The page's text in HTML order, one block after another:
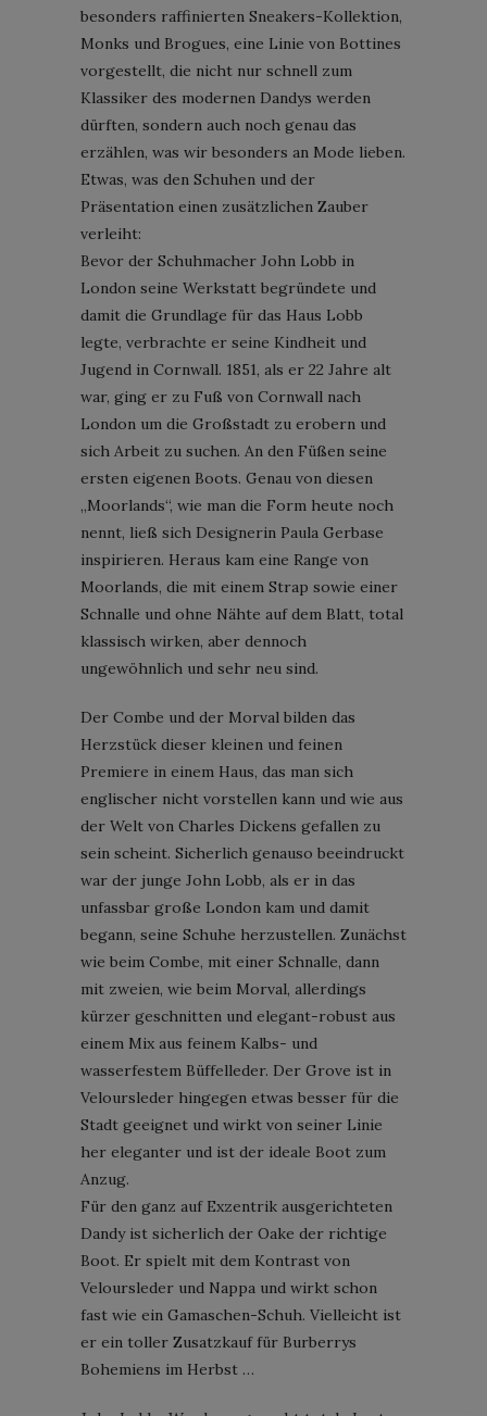
besonders raffinierten Sneakers-Kollektion,
Monks und Brogues, eine Linie von Bottines
vorgestellt, die nicht nur schnell zum
Klassiker des modernen Dandys werden
dürften, sondern auch noch genau das
erzählen, was wir besonders an Mode lieben.
Etwas, was den Schuhen und der
Präsentation einen zusätzlichen Zauber
verleiht:
Bevor der Schuhmacher John Lobb in
London seine Werkstatt begründete und
damit die Grundlage für das Haus Lobb
legte, verbrachte er seine Kindheit und
Jugend in Cornwall. 1851, als er 22 Jahre alt
war, ging er zu Fuß von Cornwall nach
London um die Großstadt zu erobern und
sich Arbeit zu suchen. An den Füßen seine
ersten eigenen Boots. Genau von diesen
„Moorlands“, wie man die Form heute noch
nennt, ließ sich Designerin Paula Gerbase
inspirieren. Heraus kam eine Range von
Moorlands, die mit einem Strap sowie einer
Schnalle und ohne Nähte auf dem Blatt, total
klassisch wirken, aber dennoch
ungewöhnlich und sehr neu sind.
Der Combe und der Morval bilden das
Herzstück dieser kleinen und feinen
Premiere in einem Haus, das man sich
englischer nicht vorstellen kann und wie aus
der Welt von Charles Dickens gefallen zu
sein scheint. Sicherlich genauso beeindruckt
war der junge John Lobb, als er in das
unfassbar große London kam und damit
begann, seine Schuhe herzustellen. Zunächst
wie beim Combe, mit einer Schnalle, dann
mit zweien, wie beim Morval, allerdings
kürzer geschnitten und elegant-robust aus
einem Mix aus feinem Kalbs- und
wasserfestem Büffelleder. Der Grove ist in
Veloursleder hingegen etwas besser für die
Stadt geeignet und wirkt von seiner Linie
her eleganter und ist der ideale Boot zum
Anzug.
Für den ganz auf Exzentrik ausgerichteten
Dandy ist sicherlich der Oake der richtige
Boot. Er spielt mit dem Kontrast von
Veloursleder und Nappa und wirkt schon
fast wie ein Gamaschen-Schuh. Vielleicht ist
er ein toller Zusatzkauf für Burberrys
Bohemiens im Herbst …